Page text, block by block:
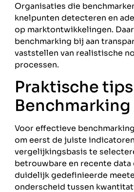
Organisaties die
knelpunten detecteren en
op marktontwikkelingen.
benchmarking bij aan
vaststellen van realistische
processen.
Praktische
Benchmarking
Voor effectieve
om eerst de juiste
vergelijkingsbasis te
betrouwbare en recente data
duidelijk gedefinieerde
onderscheid tussen